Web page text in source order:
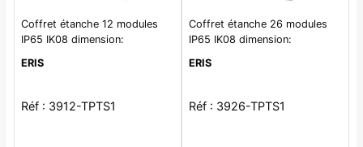
Coffret étanche 12 modules
IP65 IK08 dimension:
ERIS
Réf : 3912-TPTS1
Coffret étanche 26 modules
IP65 IK08 dimension:
ERIS
Réf : 3926-TPTS1